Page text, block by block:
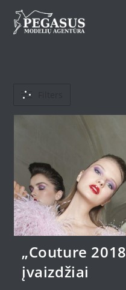
content
„Couture
įvaizdžiai